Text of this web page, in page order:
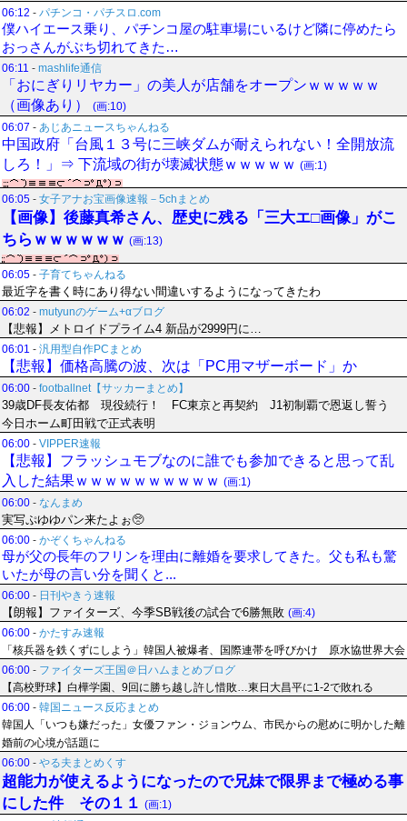
06:12 - パチンコ・パチスロ.com
僕ハイエース乗り、パチンコ屋の駐車場にいるけど隣に停めたら
おっさんがぶち切れてきた…
06:11 - mashlife通信
「おにぎりリヤカー」の美人が店舗をオープンｗｗｗｗｗ
（画像あり）
(画:10)
06:07 - あじあニュースちゃんねる
中国政府「台風１３号に三峡ダムが耐えられない！全開放流
しろ！」⇒ 下流域の街が壊滅状態ｗｗｗｗｗ (画:1)
06:05 - 女子アナお宝画像速報－5chまとめ
【画像】後藤真希さん、歴史に残る「三大エ□画像」がこ
ちらｗｗｗｗｗｗ (画:13)
06:05 - 子育てちゃんねる
最近字を書く時にあり得ない間違いするようになってきたわ
06:02 - mutyunのゲーム+αブログ
【悲報】メトロイドプライム4 新品が2999円に…
06:01 - 汎用型自作PCまとめ
【悲報】価格高騰の波、次は「PC用マザーボード」か
06:00 - footballnet【サッカーまとめ】
39歳DF長友佑都 現役続行！ FC東京と再契約 J1初制覇で恩返し誓う
今日ホーム町田戦で正式表明
06:00 - VIPPER速報
【悲報】フラッシュモブなのに誰でも参加できると思って乱
入した結果ｗｗｗｗｗｗｗｗｗｗ (画:1)
06:00 - なんまめ
実写ぷゆゆパン来たよぉ🥺
06:00 - かぞくちゃんねる
母が父の長年のフリンを理由に離婚を要求してきた。父も私も驚
いたが母の言い分を聞くと...
06:00 - 日刊やきう速報
【朗報】ファイターズ、今季SB戦後の試合で6勝無敗 (画:4)
06:00 - かたすみ速報
「核兵器を鉄くずにしよう」韓国人被爆者、国際連帯を呼びかけ 原水協世界大会
06:00 - ファイターズ王国＠日ハムまとめブログ
【高校野球】白樺学園、9回に勝ち越し許し惜敗…東日大昌平に1-2で敗れる
06:00 - 韓国ニュース反応まとめ
韓国人「いつも嫌だった」女優ファン・ジョンウム、市民からの慰めに明かした離
婚前の心境が話題に
06:00 - やる夫まとめくす
超能力が使えるようになったので兄妹で限界まで極める事
にした件 その１１ (画:1)